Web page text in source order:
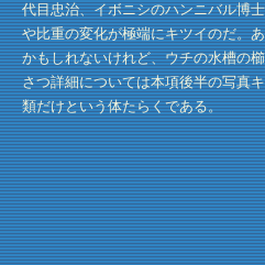
代目忠治、イボニシのハンニバル博
や比重の変化が極端にキツイのだ。
かもしれないけれど、ウチの水槽の
さつ詳細については本項後半の写真
類だけという体たらくである。